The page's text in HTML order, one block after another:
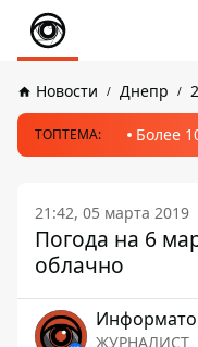
Новости Днепр
ТОПТЕМА: Более
21:42, 05 марта 2019
Погода на 6
облачно
ЖУРНАЛИСТ